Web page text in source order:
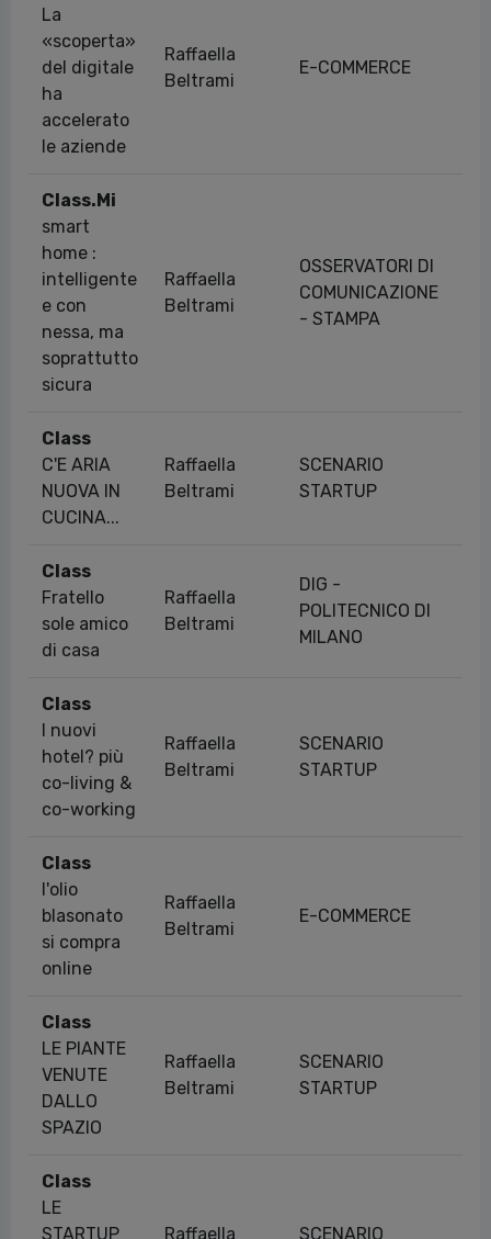
La
«scoperta»
del digitale
ha
accelerato
le aziende
Raffaella
Beltrami
E-COMMERCE
Class.Mi
smart
home :
intelligente
e con
nessa, ma
soprattutto
sicura
Raffaella
Beltrami
OSSERVATORI DI
COMUNICAZIONE
- STAMPA
Class
C'E ARIA
NUOVA IN
CUCINA...
Raffaella
Beltrami
SCENARIO
STARTUP
Class
Fratello
sole amico
di casa
Raffaella
Beltrami
DIG -
POLITECNICO DI
MILANO
Class
I nuovi
hotel? più
co-living &
co-working
Raffaella
Beltrami
SCENARIO
STARTUP
Class
l'olio
blasonato
si compra
online
Raffaella
Beltrami
E-COMMERCE
Class
LE PIANTE
VENUTE
DALLO
SPAZIO
Raffaella
Beltrami
SCENARIO
STARTUP
Class
LE
STARTUP
Raffaella
SCENARIO